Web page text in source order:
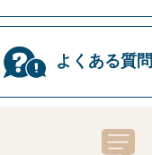
よくある質問